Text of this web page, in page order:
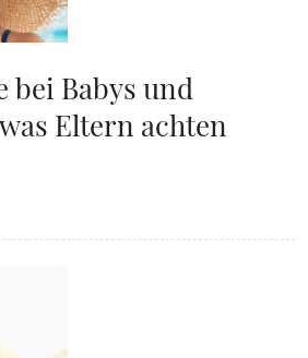
bei Babys und
Eltern achten